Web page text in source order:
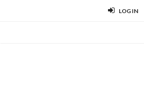
LOG IN